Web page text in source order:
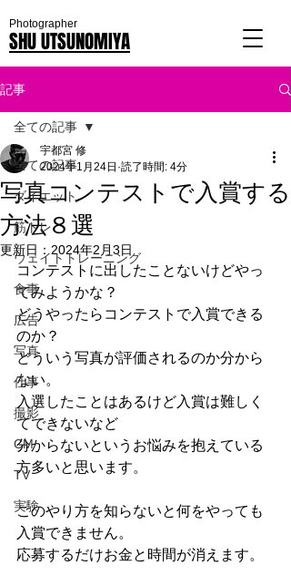
SHU UTSUNOMIYA
Photographer
記事
全ての記事
ダイエット
筋トレ
ウェイトトレーニング
食事
広告
写真
仕事
撮影
CM
TV
実験
全ての記事
写真コンテストで入賞する
方法８選
宇都宮 修
2024年1月24日 読了時間: 4分
更新日： 2024年2月3日
コンテストに出したことないけどやっ
てみようかな？
どうやったらコンテストで入賞できる
のか？
どういう写真が評価されるのか分から
ない。
入選したことはあるけど入賞は難しく
てできないなど
分からないというお悩みを抱えている
方多いと思います。
このやり方を知らないと何をやっても
入賞できません。
応募するだけお金と時間が消えます。